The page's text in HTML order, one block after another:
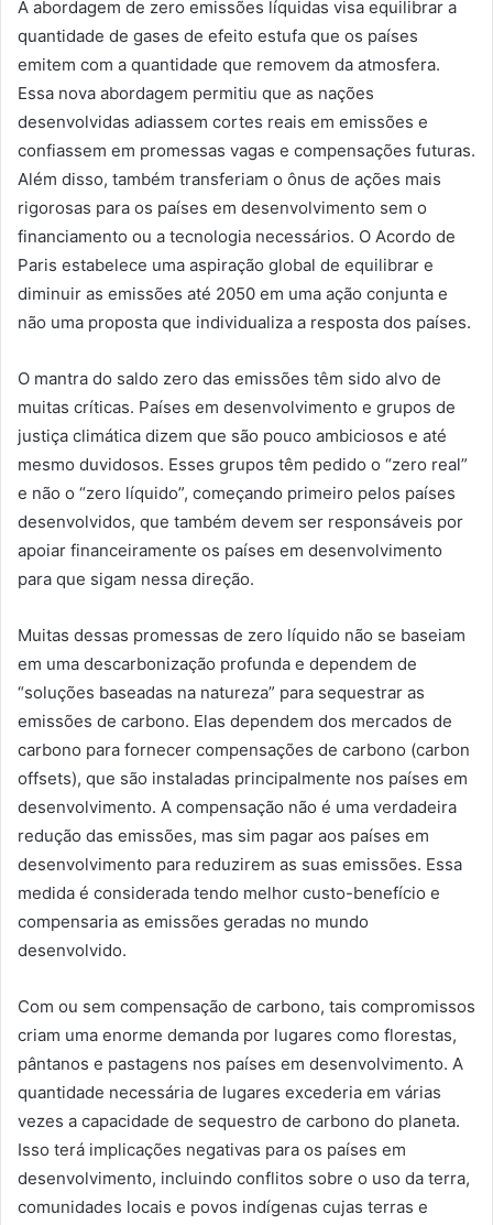
A abordagem de zero emissões líquidas visa equilibrar a
quantidade de gases de efeito estufa que os países
emitem com a quantidade que removem da atmosfera.
Essa nova abordagem permitiu que as nações
desenvolvidas adiassem cortes reais em emissões e
confiassem em promessas vagas e compensações futuras.
Além disso, também transferiam o ônus de ações mais
rigorosas para os países em desenvolvimento sem o
financiamento ou a tecnologia necessários. O Acordo de
Paris estabelece uma aspiração global de equilibrar e
diminuir as emissões até 2050 em uma ação conjunta e
não uma proposta que individualiza a resposta dos países.
O mantra do saldo zero das emissões têm sido alvo de
muitas críticas. Países em desenvolvimento e grupos de
justiça climática dizem que são pouco ambiciosos e até
mesmo duvidosos. Esses grupos têm pedido o “zero real”
e não o “zero líquido”, começando primeiro pelos países
desenvolvidos, que também devem ser responsáveis por
apoiar financeiramente os países em desenvolvimento
para que sigam nessa direção.
Muitas dessas promessas de zero líquido não se baseiam
em uma descarbonização profunda e dependem de
“soluções baseadas na natureza” para sequestrar as
emissões de carbono. Elas dependem dos mercados de
carbono para fornecer compensações de carbono (carbon
offsets), que são instaladas principalmente nos países em
desenvolvimento. A compensação não é uma verdadeira
redução das emissões, mas sim pagar aos países em
desenvolvimento para reduzirem as suas emissões. Essa
medida é considerada tendo melhor custo-benefício e
compensaria as emissões geradas no mundo
desenvolvido.
Com ou sem compensação de carbono, tais compromissos
criam uma enorme demanda por lugares como florestas,
pântanos e pastagens nos países em desenvolvimento. A
quantidade necessária de lugares excederia em várias
vezes a capacidade de sequestro de carbono do planeta.
Isso terá implicações negativas para os países em
desenvolvimento, incluindo conflitos sobre o uso da terra,
comunidades locais e povos indígenas cujas terras e